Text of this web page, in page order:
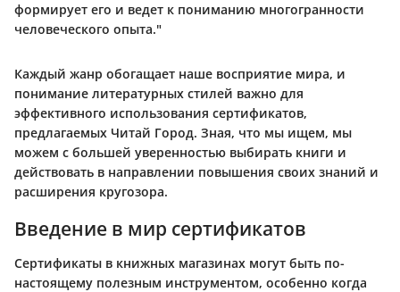
формирует его и ведет к пониманию многогранности
человеческого опыта."
Каждый жанр обогащает наше восприятие мира, и
понимание литературных стилей важно для
эффективного использования сертификатов,
предлагаемых Читай Город. Зная, что мы ищем, мы
можем с большей уверенностью выбирать книги и
действовать в направлении повышения своих знаний и
расширения кругозора.
Введение в мир сертификатов
Сертификаты в книжных магазинах могут быть по-
настоящему полезным инструментом, особенно когда